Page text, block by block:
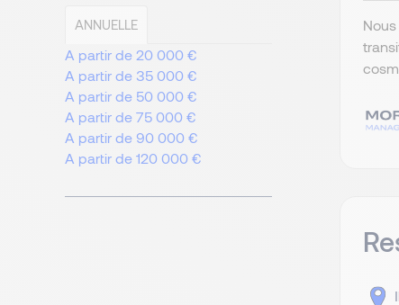
ANNUELLE
A partir de 20 000 €
A partir de 35 000 €
A partir de 50 000 €
A partir de 75 000 €
A partir de 90 000 €
A partir de 120 000 €